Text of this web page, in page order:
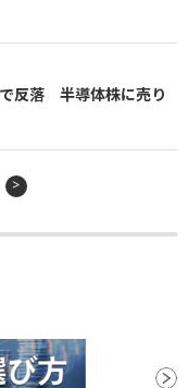
で反落 半導体株に売り